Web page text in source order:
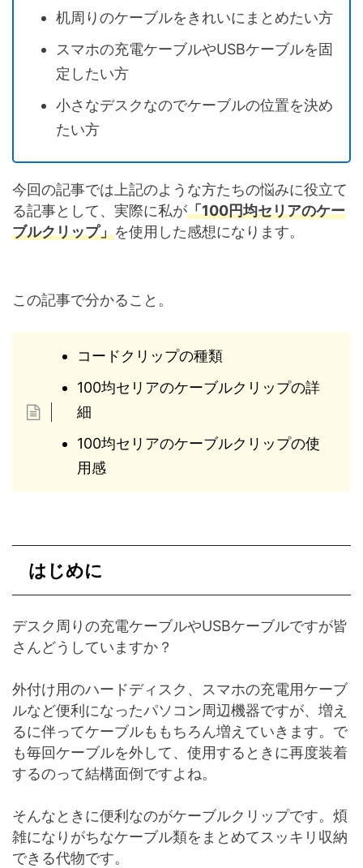
机周りのケーブルをきれいにまとめたい方
スマホの充電ケーブルやUSBケーブルを固
定したい方
小さなデスクなのでケーブルの位置を決め
たい方
今回の記事では上記のような方たちの悩みに役立て
る記事として、実際に私が「100円均セリアのケー
ブルクリップ」を使用した感想になります。
この記事で分かること。
コードクリップの種類
100均セリアのケーブルクリップの詳
細
100均セリアのケーブルクリップの使
用感
はじめに
デスク周りの充電ケーブルやUSBケーブルですが皆
さんどうしていますか？
外付け用のハードディスク、スマホの充電用ケーブ
ルなど便利になったパソコン周辺機器ですが、増え
るに伴ってケーブルももちろん増えていきます。で
も毎回ケーブルを外して、使用するときに再度装着
するのって結構面倒ですよね。
そんなときに便利なのがケーブルクリップです。煩
雑になりがちなケーブル類をまとめてスッキリ収納
できる代物です。